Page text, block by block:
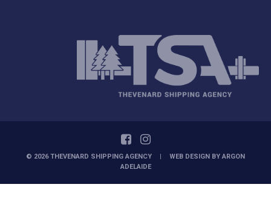
© 2026 THEVENARD SHIPPING AGENCY WEB DESIGN BYARGON
ADELAIDE